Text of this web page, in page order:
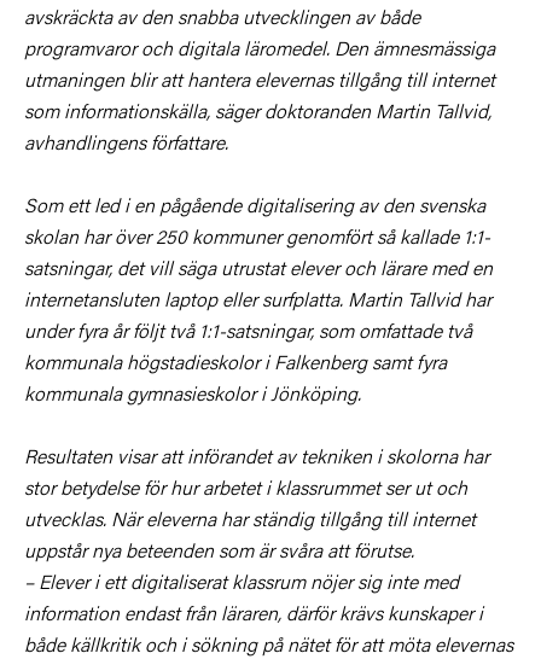
avskräckta av den snabba utvecklingen av både
programvaror och digitala läromedel. Den ämnesmässiga
utmaningen blir att hantera elevernas tillgång till internet
som informationskälla, säger doktoranden Martin Tallvid,
avhandlingens författare.
Som ett led i en pågående digitalisering av den svenska
skolan har över 250 kommuner genomfört så kallade 1:1-
satsningar, det vill säga utrustat elever och lärare med en
internetansluten laptop eller surfplatta. Martin Tallvid har
under fyra år följt två 1:1-satsningar, som omfattade två
kommunala högstadieskolor i Falkenberg samt fyra
kommunala gymnasieskolor i Jönköping.
Resultaten visar att införandet av tekniken i skolorna har
stor betydelse för hur arbetet i klassrummet ser ut och
utvecklas. När eleverna har ständig tillgång till internet
uppstår nya beteenden som är svåra att förutse.
– Elever i ett digitaliserat klassrum nöjer sig inte med
information endast från läraren, därför krävs kunskaper i
både källkritik och i sökning på nätet för att möta elevernas